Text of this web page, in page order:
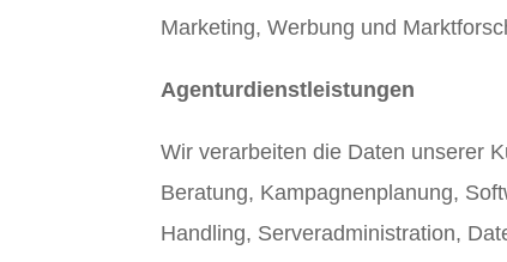
Marketing, Werbung und
Agenturdienstleistungen
Wir verarbeiten die Daten unserer
Beratung, Kampagnenplanung,
Handling, Serveradministration,